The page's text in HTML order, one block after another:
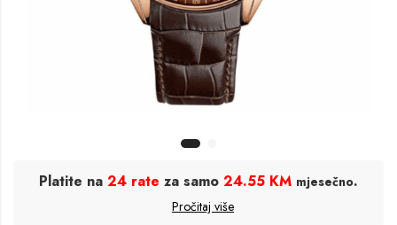
Platite na 24 rate za samo 24.55 KM mjesečno.
Pročitaj više